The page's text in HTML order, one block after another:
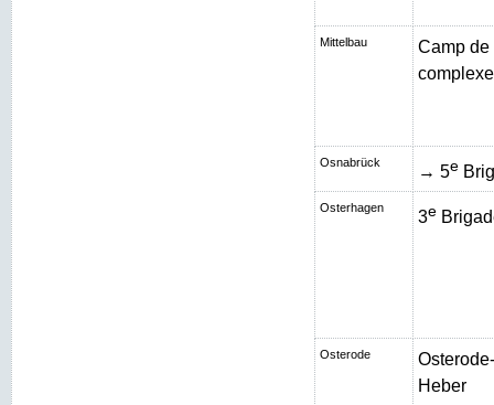
Mittelbau
Camp de
Osnabrück → 5e
Osterhagen 3e
Osterode
Heber